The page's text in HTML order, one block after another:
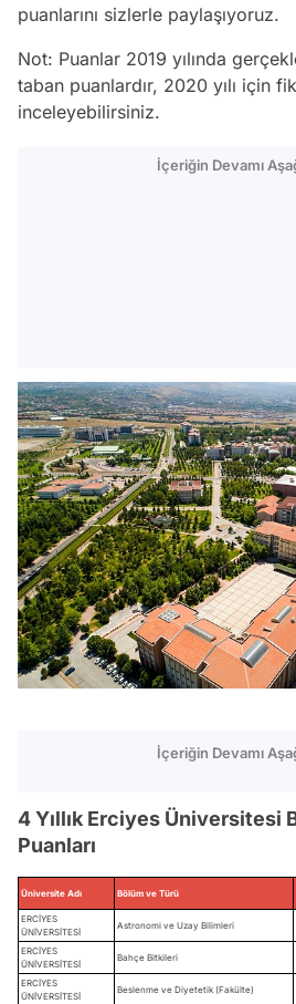
puanlarını sizlerle paylaşıyoruz.
Not: Puanlar 2019 yılında
taban puanlardır, 2020 yılı için
inceleyebilirsiniz.
İçeriğin Devamı
İçeriğin Devamı
4 Yıllık Erciyes Üniversitesi
Puanları
Üniversite Adı Bölüm ve Türü
ERCİYES
ÜNİVERSİTESİ
Astronomi ve Uzay Bilimleri
ERCİYES
ÜNİVERSİTESİ
Bahçe Bitkileri
ERCİYES
ÜNİVERSİTESİ
Beslenme ve Diyetetik (Fakülte)